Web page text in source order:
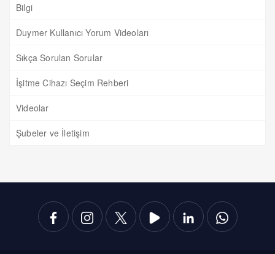
Bilgi
Duymer Kullanıcı Yorum Videoları
Sıkça Sorulan Sorular
İşitme Cihazı Seçim Rehberi
Videolar
Şubeler ve İletişim